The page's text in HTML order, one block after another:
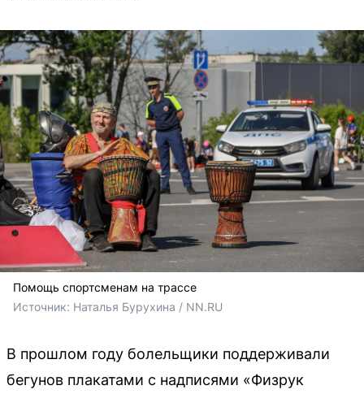
Помощь спортсменам на трассе
Источник: Наталья Бурухина / NN.RU
В прошлом году болельщики поддерживали
бегунов плакатами с надписями «Физрук